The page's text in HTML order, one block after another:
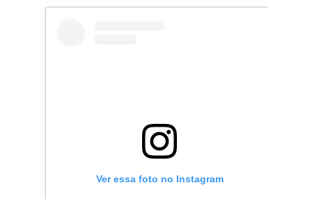
Ver essa foto no Instagram